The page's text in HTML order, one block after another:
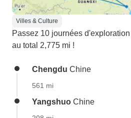
Villes & Culture
Passez 10 journées
au total 2,775 mi !
Chengdu Chine
561 mi
Yangshuo Chine